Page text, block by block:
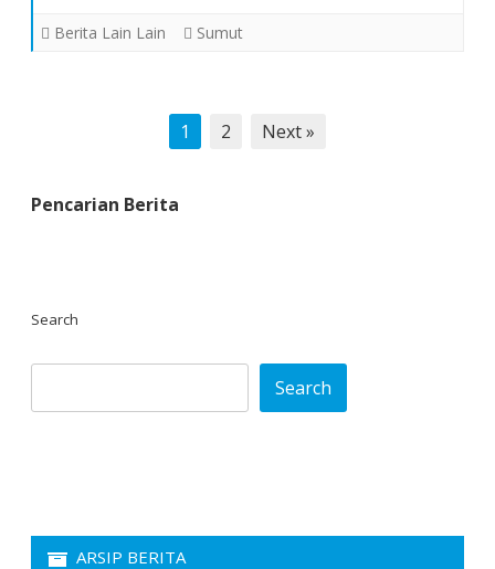
Berita Lain Lain Sumut
1 2 Next »
Pencarian Berita
Search
Search
ARSIP BERITA